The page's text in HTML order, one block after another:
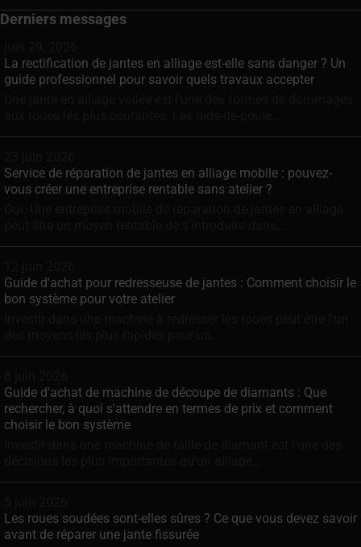
Derniers messages
La rectification de jantes en alliage est-elle sans danger ? Un
guide professionnel pour savoir quels travaux accepter
Service de réparation de jantes en alliage mobile : pouvez-
vous créer une entreprise rentable sans atelier ?
Guide d'achat pour redresseuse de jantes : Comment choisir le
bon système pour votre atelier
Guide d'achat de machine de découpe de diamants : Que
rechercher, à quoi s'attendre en termes de prix et comment
choisir le bon système
Les roues soudées sont-elles sûres ? Ce que vous devez savoir
avant de réparer une jante fissurée